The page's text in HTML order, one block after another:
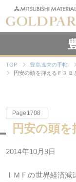
TOP 豊島逸夫の手帖
円安の頭を抑えるＦＲＢ
Page1708
円安の頭
2014年10月9日
ＩＭＦの世界経済